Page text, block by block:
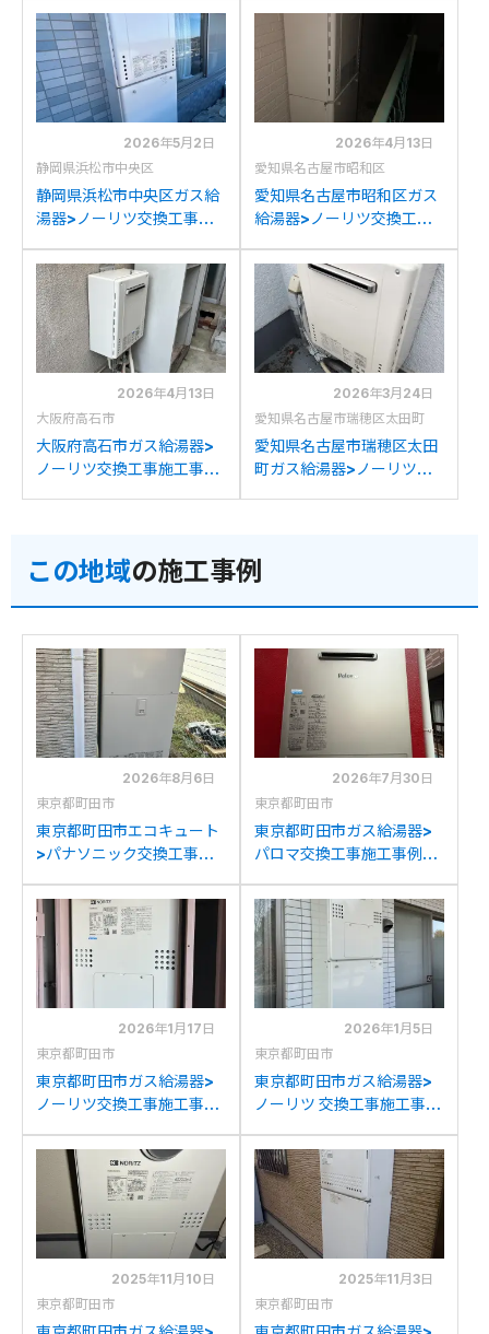
2050SAWXからノーリツ
GT-2070SAW BLへの交
換
VD2401SAW2-3からノー
リツGT-2070SAW BLへ
2026年5月2日
静岡県浜松市中央区
静岡県浜松市中央区ガス給
湯器>ノーリツ交換工事施
SZRからノーリツGT-
2070SAW BLへの交換
2026年4月13日
愛知県名古屋市昭和区
愛知県名古屋市昭和区ガス
給湯器>ノーリツ交換工事
A2003SAW(A)からノー
リツGT-2070SAW BLへ
の交換
2026年4月13日
大阪府高石市
大阪府高石市ガス給湯器>
ノーリツ交換工事施工事
換
2026年3月24日
愛知県名古屋市瑞穂区太田町
愛知県名古屋市瑞穂区太田
町ガス給湯器>ノーリツ交
の交換
この地域の施工事例
2026年8月6日
東京都町田市
東京都町田市エコキュート
>パナソニック交換工事施
D37AYCからパナソニック
HE-D37FQSへの交換
2026年7月30日
東京都町田市
東京都町田市ガス給湯器>
パロマ交換工事施工事例：
からパロマFH-
E2022SAWLへの交換
2026年1月17日
東京都町田市
東京都町田市ガス給湯器>
ノーリツ交換工事施工事
2401AWXH-Tからノーリ
ツGTH-2454AW3H-T BL
への交換
2026年1月5日
東京都町田市
東京都町田市ガス給湯器>
ノーリツ 交換工事施工事
2434(S)AWXからノーリ
ツGTH-2454SAW3H BL
への交換
2025年11月10日
東京都町田市
2025年11月3日
東京都町田市